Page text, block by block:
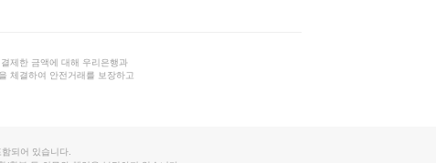
제한 금액에 대해 우리은행과
체결하여 안전거래를 보장하고
되어 있습니다.